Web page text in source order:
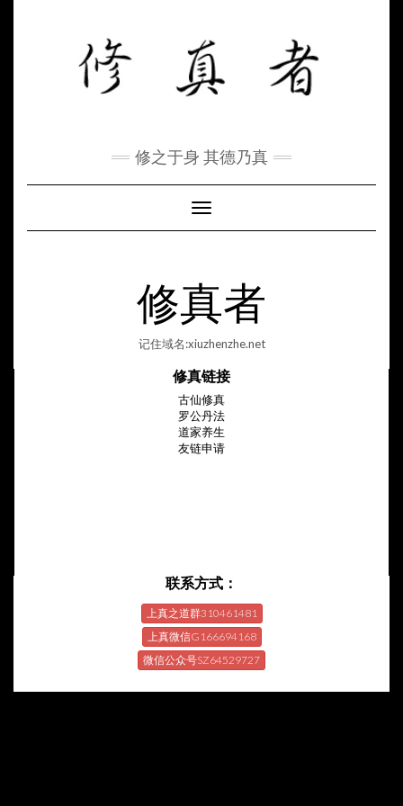
修之于身 其德乃真
Toggle Navigation
修真者
记住域名:xiuzhenzhe.net
修真链接
古仙修真
罗公丹法
道家养生
友链申请
联系方式：
上真之道群310461481
上真微信G166694168
微信公众号SZ64529727